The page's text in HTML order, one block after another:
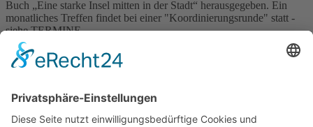
Buch „Eine starke Insel mitten in der Stadt“ herausgegeben. Ein
monatliches Treffen findet bei einer "Koordinierungsrunde" statt -
siehe TERMINE.
Schlagwörter
A26-Ost Akzeptanzbeschaffung